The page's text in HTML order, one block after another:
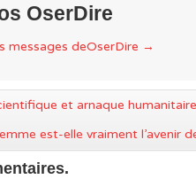
OserDire
messages deOserDire →
et arnaque humanitaire
est-elle vraiment l’avenir